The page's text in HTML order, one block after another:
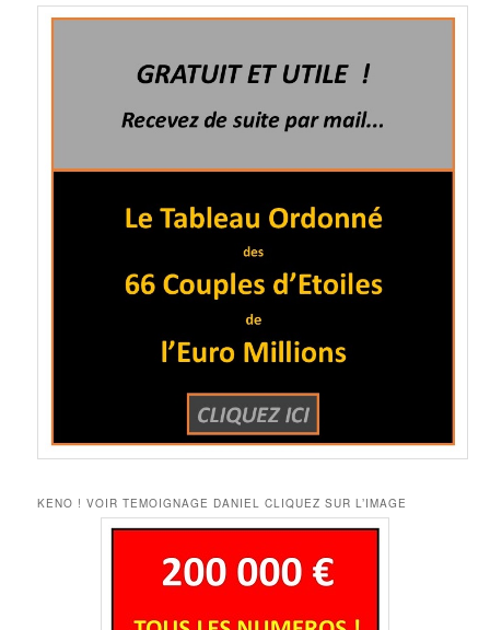
KENO ! VOIR TEMOIGNAGE DANIEL CLIQUEZ SUR L’IMAGE